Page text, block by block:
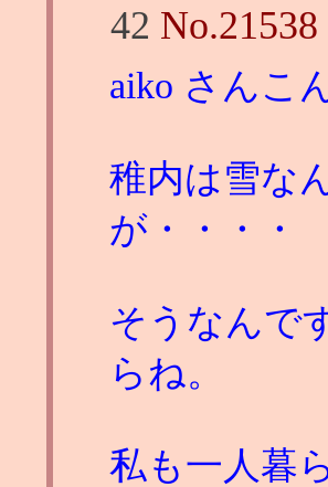
42 No.21538
aiko さんこ
稚内は雪な
が・・・・
そうなんで
らね。
私も一人暮